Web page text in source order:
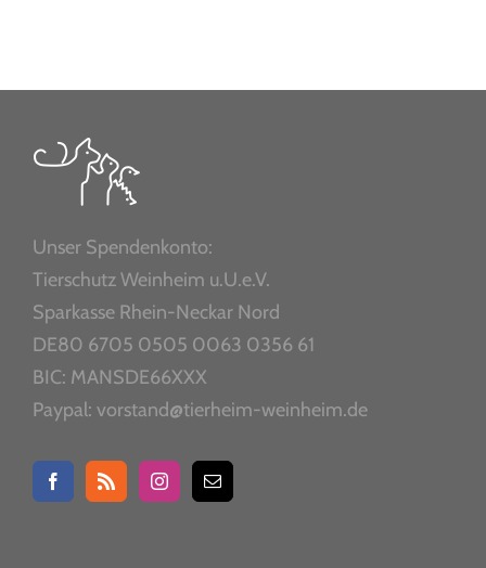
Unser Spendenkonto:
Tierschutz Weinheim u.U.e.V.
Sparkasse Rhein-Neckar Nord
DE80 6705 0505 0063 0356 61
BIC: MANSDE66XXX
Paypal: vorstand@tierheim-weinheim.de